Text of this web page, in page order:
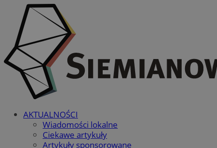
AKTUALNOŚCI
Wiadomości lokalne
Ciekawe artykuły
Artykuły sponsorowane